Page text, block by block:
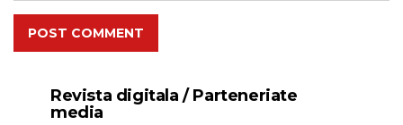
POST COMMENT
Revista digitala / Parteneriate
media